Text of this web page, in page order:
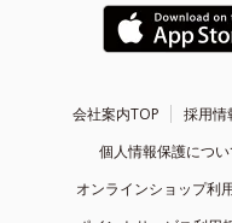
会社案内TOP 採用情
個人情報保護につい
オンラインショップ利